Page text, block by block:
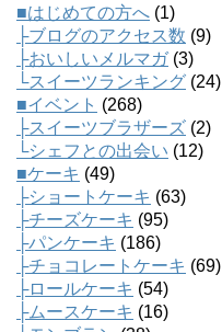
■はじめての方へ (1)
├ブログのアクセス数 (9)
├おいしいメルマガ(3)
└スイーツランキング (24)
■イベント (268)
├スイーツブラザーズ (2)
└シェフとの出会い (12)
■ケーキ (49)
├ショートケーキ (63)
├チーズケーキ (95)
├パンケーキ (186)
├チョコレートケーキ (69)
├ロールケーキ (54)
├ムースケーキ (16)